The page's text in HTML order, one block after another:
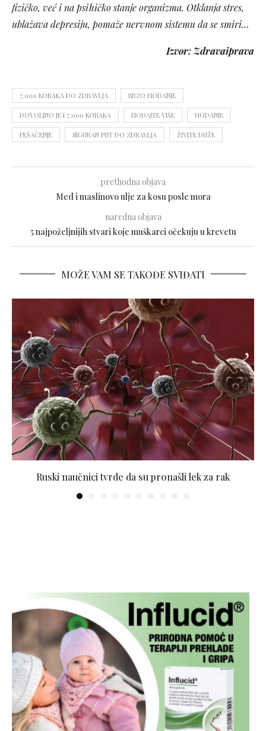
fizičko, već i na psihičko stanje organizma. Otklanja stres,
ublažava depresiju, pomaže nervnom sistemu da se smiri…
Izvor: Zdravaiprava
7.000 KORAKA DO ZDRAVLJA BRZO HODANJE
DOVOLJNO JE I 7.000 KORAKA HODAJTE VIŠE HODANJE
PEŠAČENJE SIGURAN PUT DO ZDRAVLJA ŽIVITE DUŽE
prethodna objava
Med i maslinovo ulje za kosu posle mora
naredna objava
5 najpoželjnijih stvari koje muškarci očekuju u krevetu
MOŽE VAM SE TAKOĐE SVIĐATI
Ruski naučnici tvrde da su pronašli lek za rak